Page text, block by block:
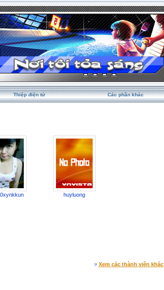
Thiệp điện tử Các phần khác
huyluong
» Xem các thành viên khác